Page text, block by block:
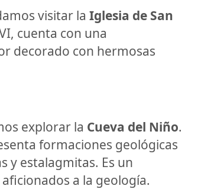
visitar la Iglesia de San
cuenta con una
decorado con hermosas
explorar la Cueva del Niño.
formaciones geológicas
y estalagmitas. Es un
a la geología.